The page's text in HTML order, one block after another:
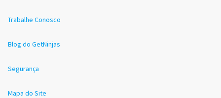
Trabalhe Conosco
Blog do GetNinjas
Segurança
Mapa do Site